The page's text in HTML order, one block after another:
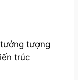
tượng
trúc